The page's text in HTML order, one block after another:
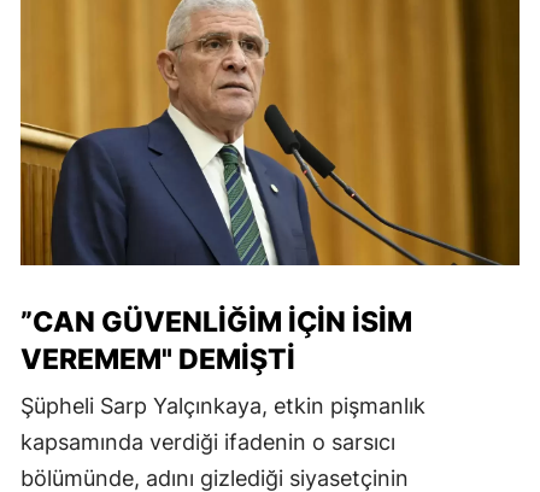
”CAN GÜVENLİĞİM İÇİN İSİM
VEREMEM" DEMİŞTİ
Şüpheli Sarp Yalçınkaya, etkin pişmanlık
kapsamında verdiği ifadenin o sarsıcı
bölümünde, adını gizlediği siyasetçinin